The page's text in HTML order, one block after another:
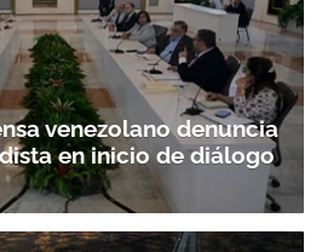
venezolano denuncia
en inicio de diálogo